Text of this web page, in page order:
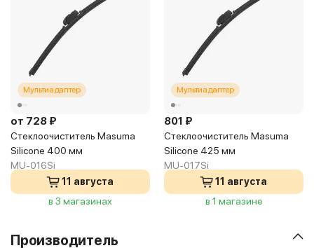
Мультиадаптер
от 728 ₽
Стеклоочиститель Masuma
Silicone 400 мм
MU-016Si
11 августа
в 3 магазинах
Мультиадаптер
801 ₽
Стеклоочиститель Masuma
Silicone 425 мм
MU-017Si
11 августа
в 1 магазине
Производитель